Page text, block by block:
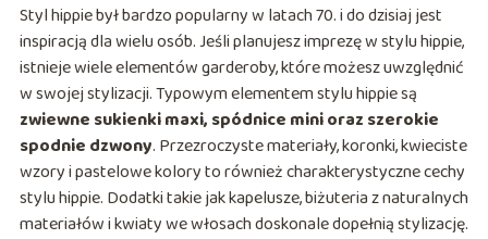
Styl hippie był bardzo popularny w latach 70. i do dzisiaj jest
inspiracją dla wielu osób. Jeśli planujesz imprezę w stylu hippie,
istnieje wiele elementów garderoby, które możesz uwzględnić
w swojej stylizacji. Typowym elementem stylu hippie są
zwiewne sukienki maxi, spódnice mini oraz szerokie
spodnie dzwony. Przezroczyste materiały, koronki, kwieciste
wzory i pastelowe kolory to również charakterystyczne cechy
stylu hippie. Dodatki takie jak kapelusze, biżuteria z naturalnych
materiałów i kwiaty we włosach doskonale dopełnią stylizację.